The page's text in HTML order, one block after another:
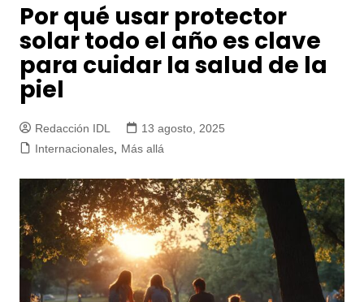
Por qué usar protector
solar todo el año es clave
para cuidar la salud de la
piel
Redacción IDL
13 agosto, 2025
Internacionales, Más allá